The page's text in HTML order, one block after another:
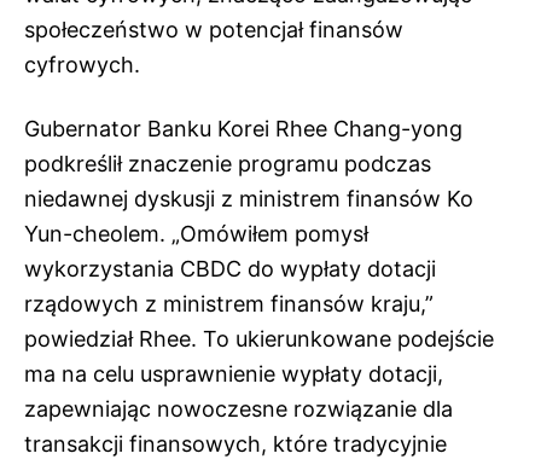
społeczeństwo w potencjał finansów
cyfrowych.
Gubernator Banku Korei Rhee Chang-yong
podkreślił znaczenie programu podczas
niedawnej dyskusji z ministrem finansów Ko
Yun-cheolem. „Omówiłem pomysł
wykorzystania CBDC do wypłaty dotacji
rządowych z ministrem finansów kraju,”
powiedział Rhee. To ukierunkowane podejście
ma na celu usprawnienie wypłaty dotacji,
zapewniając nowoczesne rozwiązanie dla
transakcji finansowych, które tradycyjnie